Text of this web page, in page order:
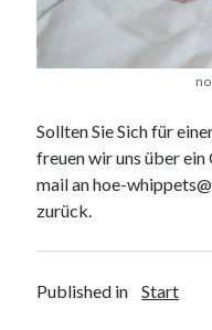
Sollten Sie Sich für
freuen wir uns über
mail an hoe-
zurück.
Published in Start